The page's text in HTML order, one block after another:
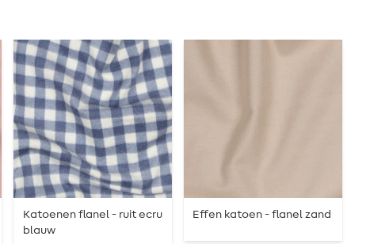
Katoenen flanel - ruit ecru
blauw
Effen katoen - flanel zand